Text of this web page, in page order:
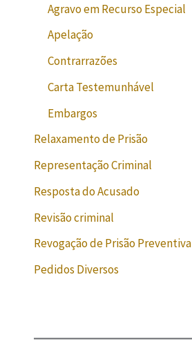
Agravo em Recurso Especial
Apelação
Contrarrazões
Carta Testemunhável
Embargos
Relaxamento de Prisão
Representação Criminal
Resposta do Acusado
Revisão criminal
Revogação de Prisão Preventiva
Pedidos Diversos